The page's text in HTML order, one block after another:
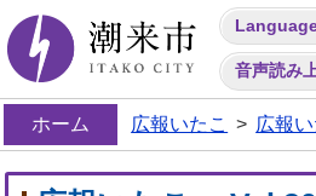
潮来市
音声読み
ホーム 広報いたこ > 広報い